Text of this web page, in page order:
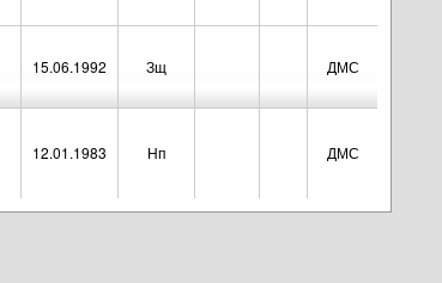
15.06.1992 Зщ ДМС
12.01.1983 Нп ДМС